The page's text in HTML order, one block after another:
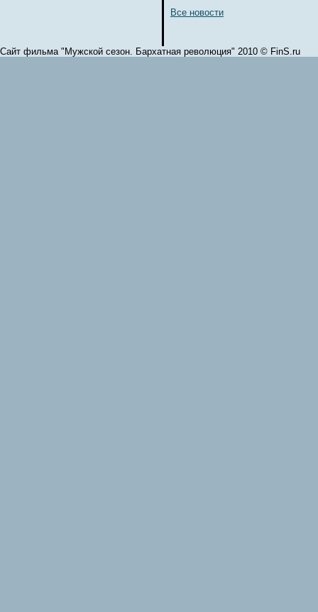
Все новости
Сайт фильма "Мужской сезон. Бархатная революция" 2010 © FinS.ru